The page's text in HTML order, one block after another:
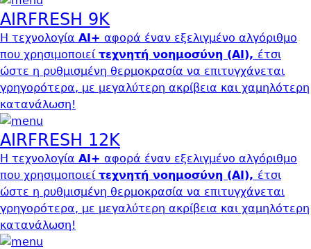
AIRFRESH 9K
Η τεχνολογία AI+ αφορά έναν εξελιγμένο αλγόριθμο
που χρησιμοποιεί τεχνητή νοημοσύνη (ΑΙ), έτσι
ώστε η ρυθμισμένη θερμοκρασία να επιτυγχάνεται
γρηγορότερα, µε μεγαλύτερη ακρίβεια και χαμηλότερη
κατανάλωση!
AIRFRESH 12K
Η τεχνολογία AI+ αφορά έναν εξελιγμένο αλγόριθμο
που χρησιμοποιεί τεχνητή νοημοσύνη (ΑΙ), έτσι
ώστε η ρυθμισμένη θερμοκρασία να επιτυγχάνεται
γρηγορότερα, µε μεγαλύτερη ακρίβεια και χαμηλότερη
κατανάλωση!